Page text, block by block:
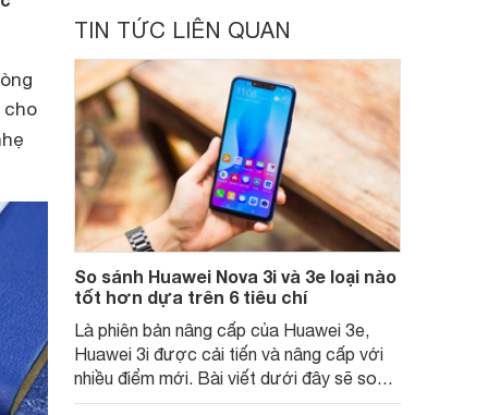
cho
TIN TỨC LIÊN QUAN
So sánh Huawei Nova 3i và 3e loại nào
tốt hơn dựa trên 6 tiêu chí
Là phiên bản nâng cấp của Huawei 3e,
Huawei 3i được cải tiến và nâng cấp với
nhiều điểm mới. Bài viết dưới đây sẽ so
sánh chi tiết về thiết kế, hiệu năng của